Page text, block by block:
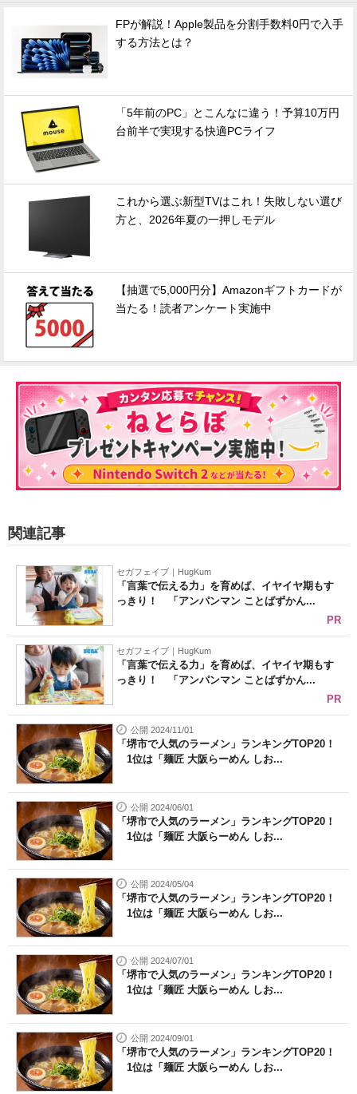
FPが解説！Apple製品を分割手数料0円で入手
する方法とは？
「5年前のPC」とこんなに違う！予算10万円
台前半で実現する快適PCライフ
これから選ぶ新型TVはこれ！失敗しない選び
方と、2026年夏の一押しモデル
【抽選で5,000円分】Amazonギフトカードが
当たる！読者アンケート実施中
関連記事
セガフェイブ｜HugKum
「言葉で伝える力」を育めば、イヤイヤ期もす
っきり！ 「アンパンマン ことばずかん...
PR
セガフェイブ｜HugKum
「言葉で伝える力」を育めば、イヤイヤ期もす
っきり！ 「アンパンマン ことばずかん...
PR
公開 2024/11/01
「堺市で人気のラーメン」ランキングTOP20！
1位は「麺匠 大阪らーめん しお...
公開 2024/06/01
「堺市で人気のラーメン」ランキングTOP20！
1位は「麺匠 大阪らーめん しお...
公開 2024/05/04
「堺市で人気のラーメン」ランキングTOP20！
1位は「麺匠 大阪らーめん しお...
公開 2024/07/01
「堺市で人気のラーメン」ランキングTOP20！
1位は「麺匠 大阪らーめん しお...
公開 2024/09/01
「堺市で人気のラーメン」ランキングTOP20！
1位は「麺匠 大阪らーめん しお...